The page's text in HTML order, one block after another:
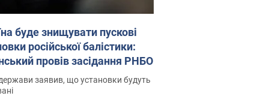
буде знищувати пускові
російської балістики:
провів засідання РНБО
заявив, що установки будуть